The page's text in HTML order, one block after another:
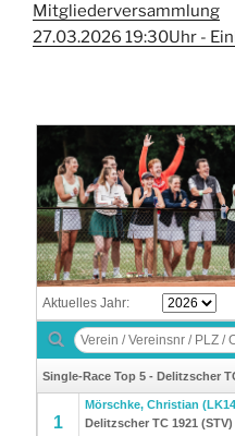
Mitgliederversammlung
27.03.2026 19:30Uhr -